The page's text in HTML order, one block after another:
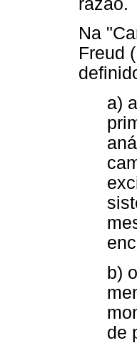
razão.
Na
Freud
a)
b)
de